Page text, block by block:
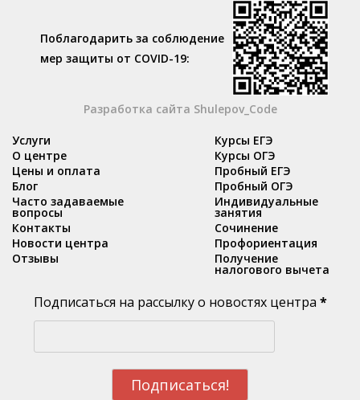
Подписаться на рассылку о новостях центра *
Услуги
О центре
Цены и оплата
Блог
Часто задаваемые
вопросы
Контакты
Новости центра
Отзывы
Курсы ЕГЭ
Курсы ОГЭ
Пробный ЕГЭ
Пробный ОГЭ
Индивидуальные
занятия
Сочинение
Профориентация
Получение
налогового вычета
Поблагодарить за соблюдение
мер защиты от COVID-19:
Разработка сайта Shulepov_Code